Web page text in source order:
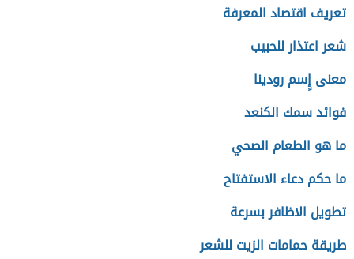
تعريف اقتصاد المعرفة
شعر اعتذار للحبيب
معنى إٍسم رودينا
فوائد سمك الكنعد
ما هو الطعام الصحي
ما حكم دعاء الاستفتاح
تطويل الاظافر بسرعة
طريقة حمامات الزيت للشعر